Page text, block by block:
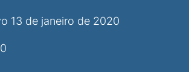
13 de janeiro de 2020